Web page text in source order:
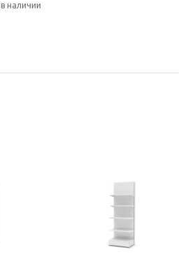
наличии